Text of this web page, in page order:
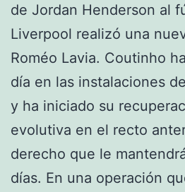
de Jordan Henderson al
Liverpool realizó una
Roméo Lavia. Coutinho
día en las instalaciones
y ha iniciado su
evolutiva en el recto
derecho que le
días. En una operación